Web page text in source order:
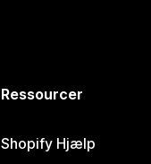
Ressourcer
Shopify Hjælp